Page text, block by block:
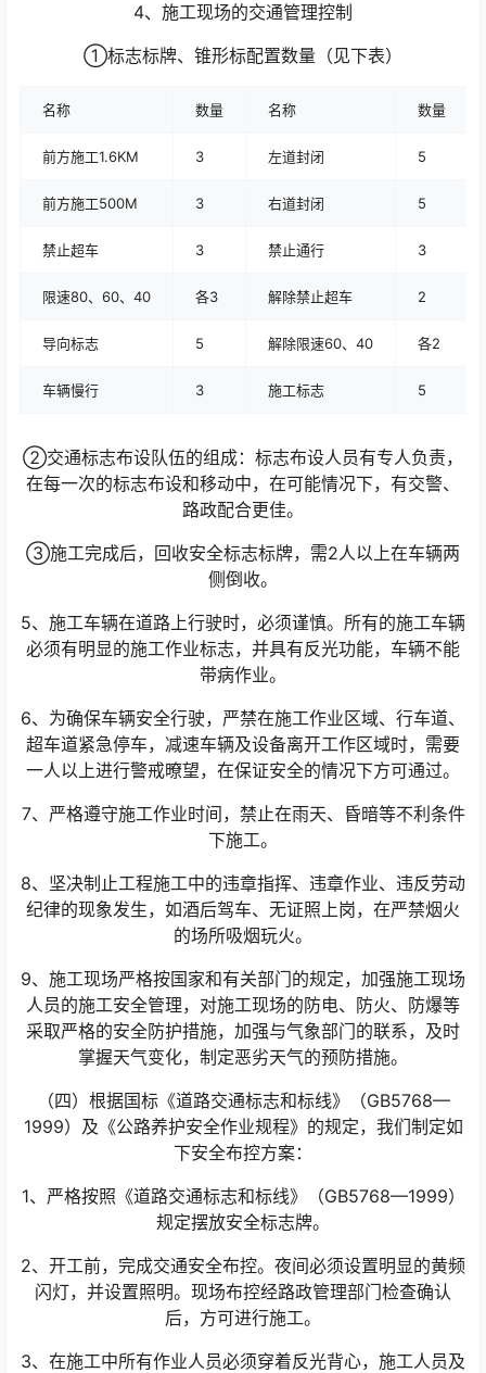
4、施工现场的交通管理控制
①标志标牌、锥形标配置数量（见下表）
名称 数量 名称 数量
前方施工1.6KM 3 左道封闭 5
前方施工500M 3 右道封闭 5
禁止超车 3 禁止通行 3
限速80、60、40 各3 解除禁止超车 2
导向标志 5 解除限速60、40 各2
车辆慢行 3 施工标志 5
②交通标志布设队伍的组成：标志布设人员有专人负责，
在每一次的标志布设和移动中，在可能情况下，有交警、
路政配合更佳。
③施工完成后，回收安全标志标牌，需2人以上在车辆两
侧倒收。
5、施工车辆在道路上行驶时，必须谨慎。所有的施工车辆
必须有明显的施工作业标志，并具有反光功能，车辆不能
带病作业。
6、为确保车辆安全行驶，严禁在施工作业区域、行车道、
超车道紧急停车，减速车辆及设备离开工作区域时，需要
一人以上进行警戒暸望，在保证安全的情况下方可通过。
7、严格遵守施工作业时间，禁止在雨天、昏暗等不利条件
下施工。
8、坚决制止工程施工中的违章指挥、违章作业、违反劳动
纪律的现象发生，如酒后驾车、无证照上岗，在严禁烟火
的场所吸烟玩火。
9、施工现场严格按国家和有关部门的规定，加强施工现场
人员的施工安全管理，对施工现场的防电、防火、防爆等
采取严格的安全防护措施，加强与气象部门的联系，及时
掌握天气变化，制定恶劣天气的预防措施。
（四）根据国标《道路交通标志和标线》（GB5768—
1999）及《公路养护安全作业规程》的规定，我们制定如
下安全布控方案：
1、严格按照《道路交通标志和标线》（GB5768—1999）
规定摆放安全标志牌。
2、开工前，完成交通安全布控。夜间必须设置明显的黄频
闪灯，并设置照明。现场布控经路政管理部门检查确认
后，方可进行施工。
3、在施工中所有作业人员必须穿着反光背心，施工人员及